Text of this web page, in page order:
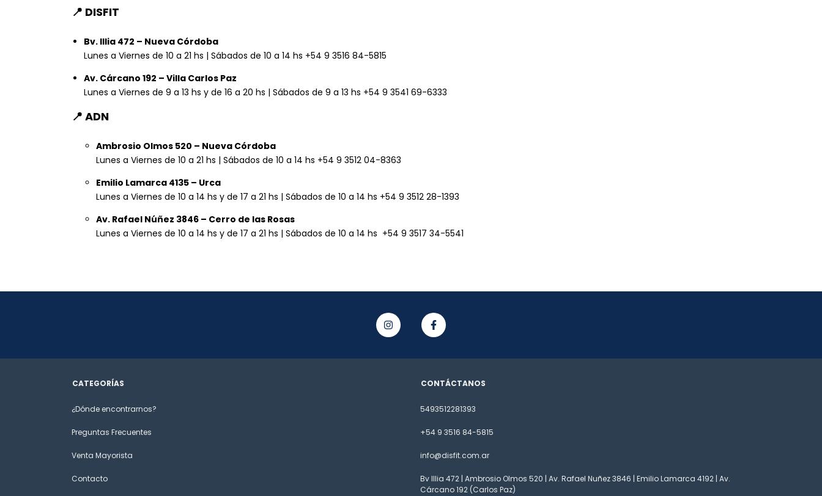
📍 DISFIT
Bv. Illia 472 – Nueva Córdoba
Lunes a Viernes de 10 a 21 hs | Sábados de 10 a 14 hs +54 9 3516 84-5815
Av. Cárcano 192 – Villa Carlos Paz
Lunes a Viernes de 9 a 13 hs y de 16 a 20 hs | Sábados de 9 a 13 hs +54 9 3541 69-6333
📍 ADN
Ambrosio Olmos 520 – Nueva Córdoba
Lunes a Viernes de 10 a 21 hs | Sábados de 10 a 14 hs +54 9 3512 04-8363
Emilio Lamarca 4135 – Urca
Lunes a Viernes de 10 a 14 hs y de 17 a 21 hs | Sábados de 10 a 14 hs +54 9 3512 28-1393
Av. Rafael Núñez 3846 – Cerro de las Rosas
Lunes a Viernes de 10 a 14 hs y de 17 a 21 hs | Sábados de 10 a 14 hs +54 9 3517 34-5541
CATEGORÍAS
¿Dónde encontrarnos?
Preguntas Frecuentes
Venta Mayorista
Contacto
CONTÁCTANOS
5493512281393
+54 9 3516 84-5815
info@disfit.com.ar
Bv Illia 472 | Ambrosio Olmos 520 | Av. Rafael Nuñez 3846 | Emilio Lamarca 4192 | Av.
Cárcano 192 (Carlos Paz)